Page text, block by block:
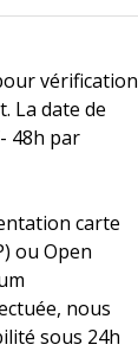
vérification
La date de
48h par
carte
ou Open
nous
sous 24h